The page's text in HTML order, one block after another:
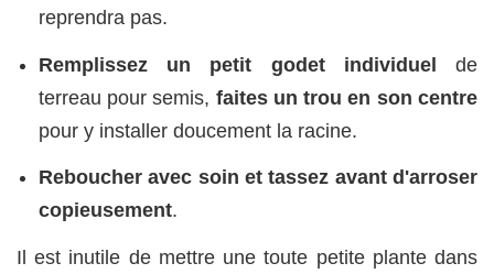
reprendra pas.
Remplissez un petit godet individuel de
terreau pour semis, faites un trou en son centre
pour y installer doucement la racine.
Reboucher avec soin et tassez avant d'arroser
copieusement.
Il est inutile de mettre une toute petite plante dans